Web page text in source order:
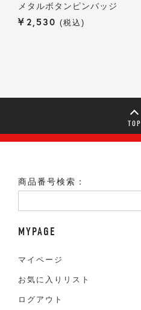
メタルボタンピンバッジ
¥ 2,530 税込
TOP
商品番号検索：
MYPAGE
マイページ
お気に入りリスト
ログアウト